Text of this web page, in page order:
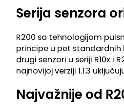
Serija senzora
R200 sa tehnologijom
principe u pet
drugi senzori u seriji R10x
najnovijoj verziji 1.1.3
Najvažnije od